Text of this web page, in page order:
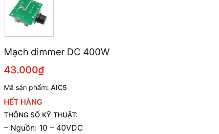
Mạch dimmer DC 400W
43.000₫
Mã sản phẩm: AIC5
HẾT HÀNG
THÔNG SỐ KỸ THUẬT:
– Nguồn: 10 – 40VDC